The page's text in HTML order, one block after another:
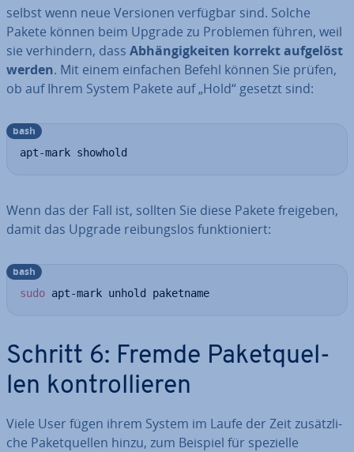
selbst wenn neue Versionen verfügbar sind. Solche
Pakete können beim Upgrade zu Problemen führen, weil
sie ver­hin­dern, dass Ab­hän­gig­kei­ten korrekt aufgelöst
werden. Mit einem einfachen Befehl können Sie prüfen,
ob auf Ihrem System Pakete auf „Hold“ gesetzt sind:
apt-mark showhold
bash
Wenn das der Fall ist, sollten Sie diese Pakete freigeben,
damit das Upgrade rei­bungs­los funk­tio­niert:
sudo apt-mark unhold paketname
bash
Schritt 6: Fremde Pa­ket­quel­
len kon­trol­lie­ren
Viele User fügen ihrem System im Laufe der Zeit zu­sätz­li­
che Pa­ket­quel­len hinzu, zum Beispiel für spezielle